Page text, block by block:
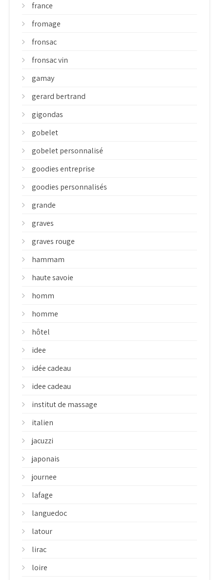
france
fromage
fronsac
fronsac vin
gamay
gerard bertrand
gigondas
gobelet
gobelet personnalisé
goodies entreprise
goodies personnalisés
grande
graves
graves rouge
hammam
haute savoie
homm
homme
hôtel
idee
idée cadeau
idee cadeau
institut de massage
italien
jacuzzi
japonais
journee
lafage
languedoc
latour
lirac
loire